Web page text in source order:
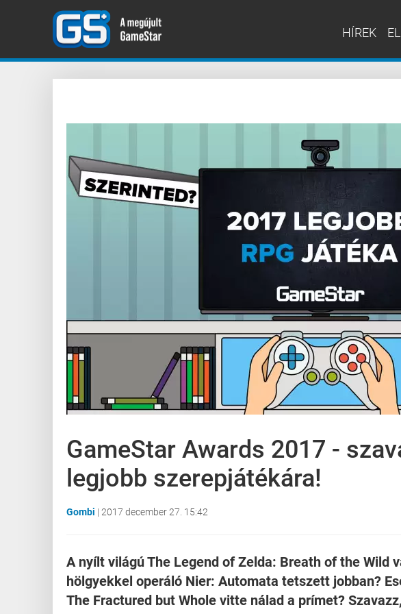
HÍREK
GameStar Awards 2017 -
legjobb szerepjátékára!
Gombi | 2017 december 27. 15:42
A nyílt világú The Legend of Zelda: Breath of the Wild
hölgyekkel operáló Nier: Automata tetszett jobban?
The Fractured but Whole vitte nálad a prímet?